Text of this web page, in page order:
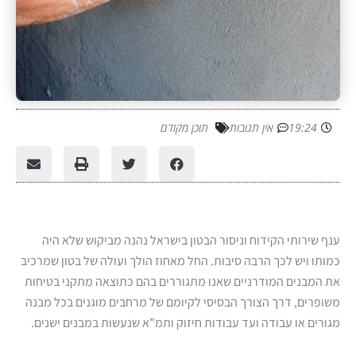
19:24 אין תגובות תוכן מקודם
ענף שירותי הקידוח וניסור הבטון בישראל נהנה מביקוש שלא היה
כמותו ויש לכך הרבה סיבות. החל מאחוז הולך ועולה של בטון שמרכיב
את המבנים המודרניים שאנו מתגוררים בהם כתוצאה מתקני בטיחות
משופרים, דרך הצורך הבסיסי לקיומם של מרחבים מוגנים בכל מבנה
מגורים או עבודה ועד עבודות חיזוק ותמ”א שנעשות במבנים ישנים.